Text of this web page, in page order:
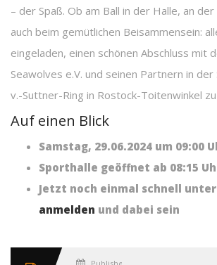
– der Spaß. Ob am Ball in der Halle, an
auch beim gemütlichen Beisammensein:
eingeladen, einen schönen Abschluss mit
Seawolves e.V. und seinen Partnern in
v.-Suttner-Ring in Rostock-Toitenwinkel
Auf einen Blick
Samstag, 29.06.2024 um 09:00
Sporthalle geöffnet ab 08:15
Jetzt noch einmal schnell unter
anmelden und dabei sein